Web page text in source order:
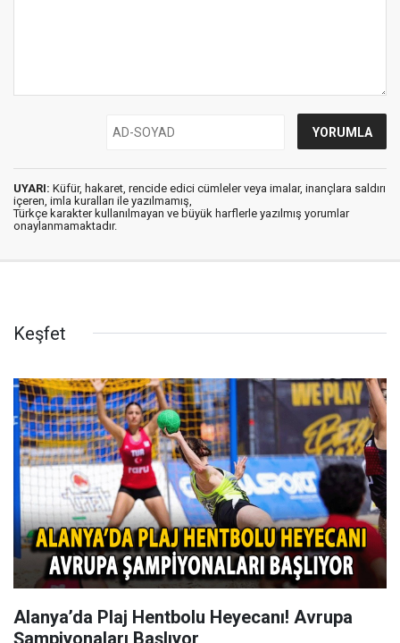
UYARI: Küfür, hakaret, rencide edici cümleler veya imalar, inançlara saldırı
içeren, imla kuralları ile yazılmamış,
Türkçe karakter kullanılmayan ve büyük harflerle yazılmış yorumlar
onaylanmamaktadır.
Keşfet
Alanya’da Plaj Hentbolu Heyecanı! Avrupa
Şampiyonaları Başlıyor